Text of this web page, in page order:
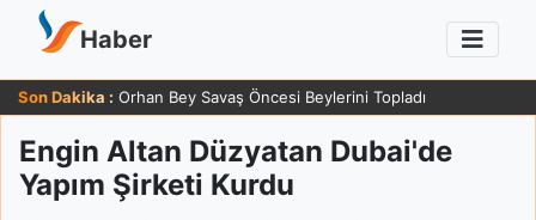
Haber
Son Dakika : Orhan Bey Savaş Öncesi Beylerini Topladı
Engin Altan Düzyatan Dubai'de
Yapım Şirketi Kurdu